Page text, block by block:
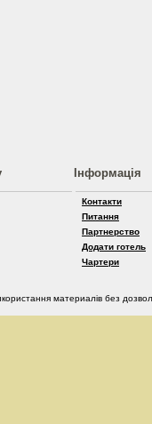
Інформація
Контакти
Питання
Партнерство
Додати готель
Чартери
материалів без